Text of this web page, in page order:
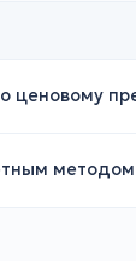
ценовому
методом